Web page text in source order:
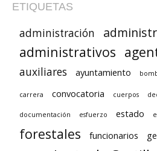
ETIQUETAS
administración
administrativos
auxiliares
ayuntamiento
carrera convocatoria cuerpos
documentación esfuerzo estado
forestales funcionarios